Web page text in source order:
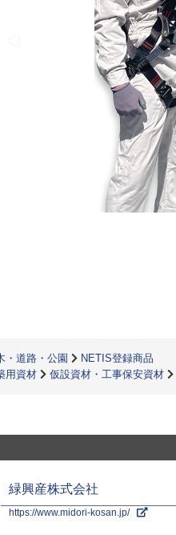
・道路・公園
NETIS登録商品
用資材
仮設資材・工事保安資材
緑興産株式会社
https://www.midori-kosan.jp/